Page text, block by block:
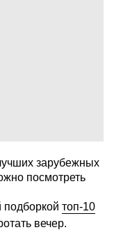
подборкой топ-10
вечер.